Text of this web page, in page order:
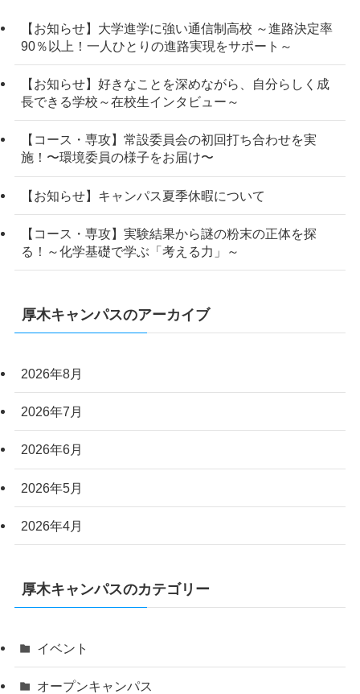
【お知らせ】大学進学に強い通信制高校 ～進路決定率
90％以上！一人ひとりの進路実現をサポート～
【お知らせ】好きなことを深めながら、自分らしく成
長できる学校～在校生インタビュー～
【コース・専攻】常設委員会の初回打ち合わせを実
施！〜環境委員の様子をお届け〜
【お知らせ】キャンパス夏季休暇について
【コース・専攻】実験結果から謎の粉末の正体を探
る！～化学基礎で学ぶ「考える力」～
厚木キャンパスのアーカイブ
2026年8月
2026年7月
2026年6月
2026年5月
2026年4月
厚木キャンパスのカテゴリー
イベント
オープンキャンパス